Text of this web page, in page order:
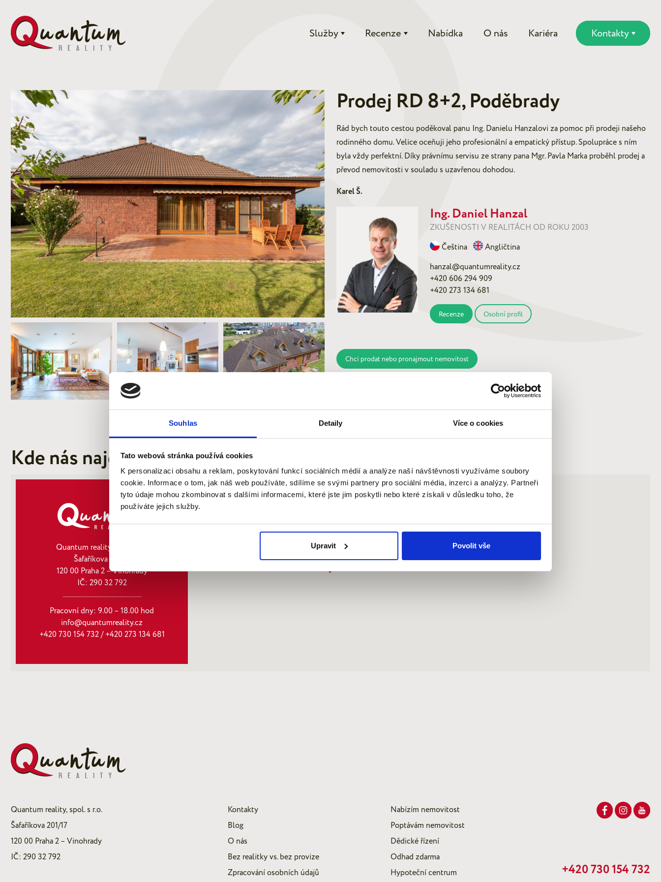
Souhlas Detaily Více o cookies
Tato webová stránka používá cookies
K personalizaci obsahu a reklam, poskytování funkcí sociálních médií a analýze naší návštěvnosti využíváme soubory
cookie. Informace o tom, jak náš web používáte, sdílíme se svými partnery pro sociální média, inzerci a analýzy. Partneři
tyto údaje mohou zkombinovat s dalšími informacemi, které jste jim poskytli nebo které získali v důsledku toho, že
používáte jejich služby.
Upravit Povolit vše
Služby Recenze Nabídka O nás Kariéra Kontakty
Prodej RD 8+2, Poděbrady
Rád bych touto cestou poděkoval panu Ing. Danielu Hanzalovi za pomoc při prodeji našeho
rodinného domu. Velice oceňuji jeho profesionální a empatický přístup. Spolupráce s ním
byla vždy perfektní. Díky právnímu servisu ze strany pana Mgr. Pavla Marka proběhl prodej a
převod nemovitosti v souladu s uzavřenou dohodou.
Karel Š.
Ing. Daniel Hanzal
ZKUŠENOSTI V REALITÁCH OD ROKU 2003
Čeština
Angličtina
hanzal@quantumreality.cz
+420 606 294 909
+420 273 134 681
Recenze Osobní profil
Chci prodat nebo pronajmout nemovitost
Kde nás najdete
Quantum reality, spol. s r.o.
Šafaříkova 201/17
120 00 Praha 2 – Vinohrady
IČ: 290‍ 32‍ 792
Pracovní dny: 9.00 – 18.00 hod
info@quantumreality.cz
+420 730 154 732/+420 273 134 681
Quantum reality, spol. s r.o.
Šafaříkova 201/17
120 00 Praha 2 – Vinohrady
IČ: 290 32 792
Kontakty
Blog
O nás
Bez realitky vs. bez provize
Zpracování osobních údajů
Nabízím nemovitost
Poptávám nemovitost
Dědické řízení
Odhad zdarma
Hypoteční centrum
+420 730 154 732